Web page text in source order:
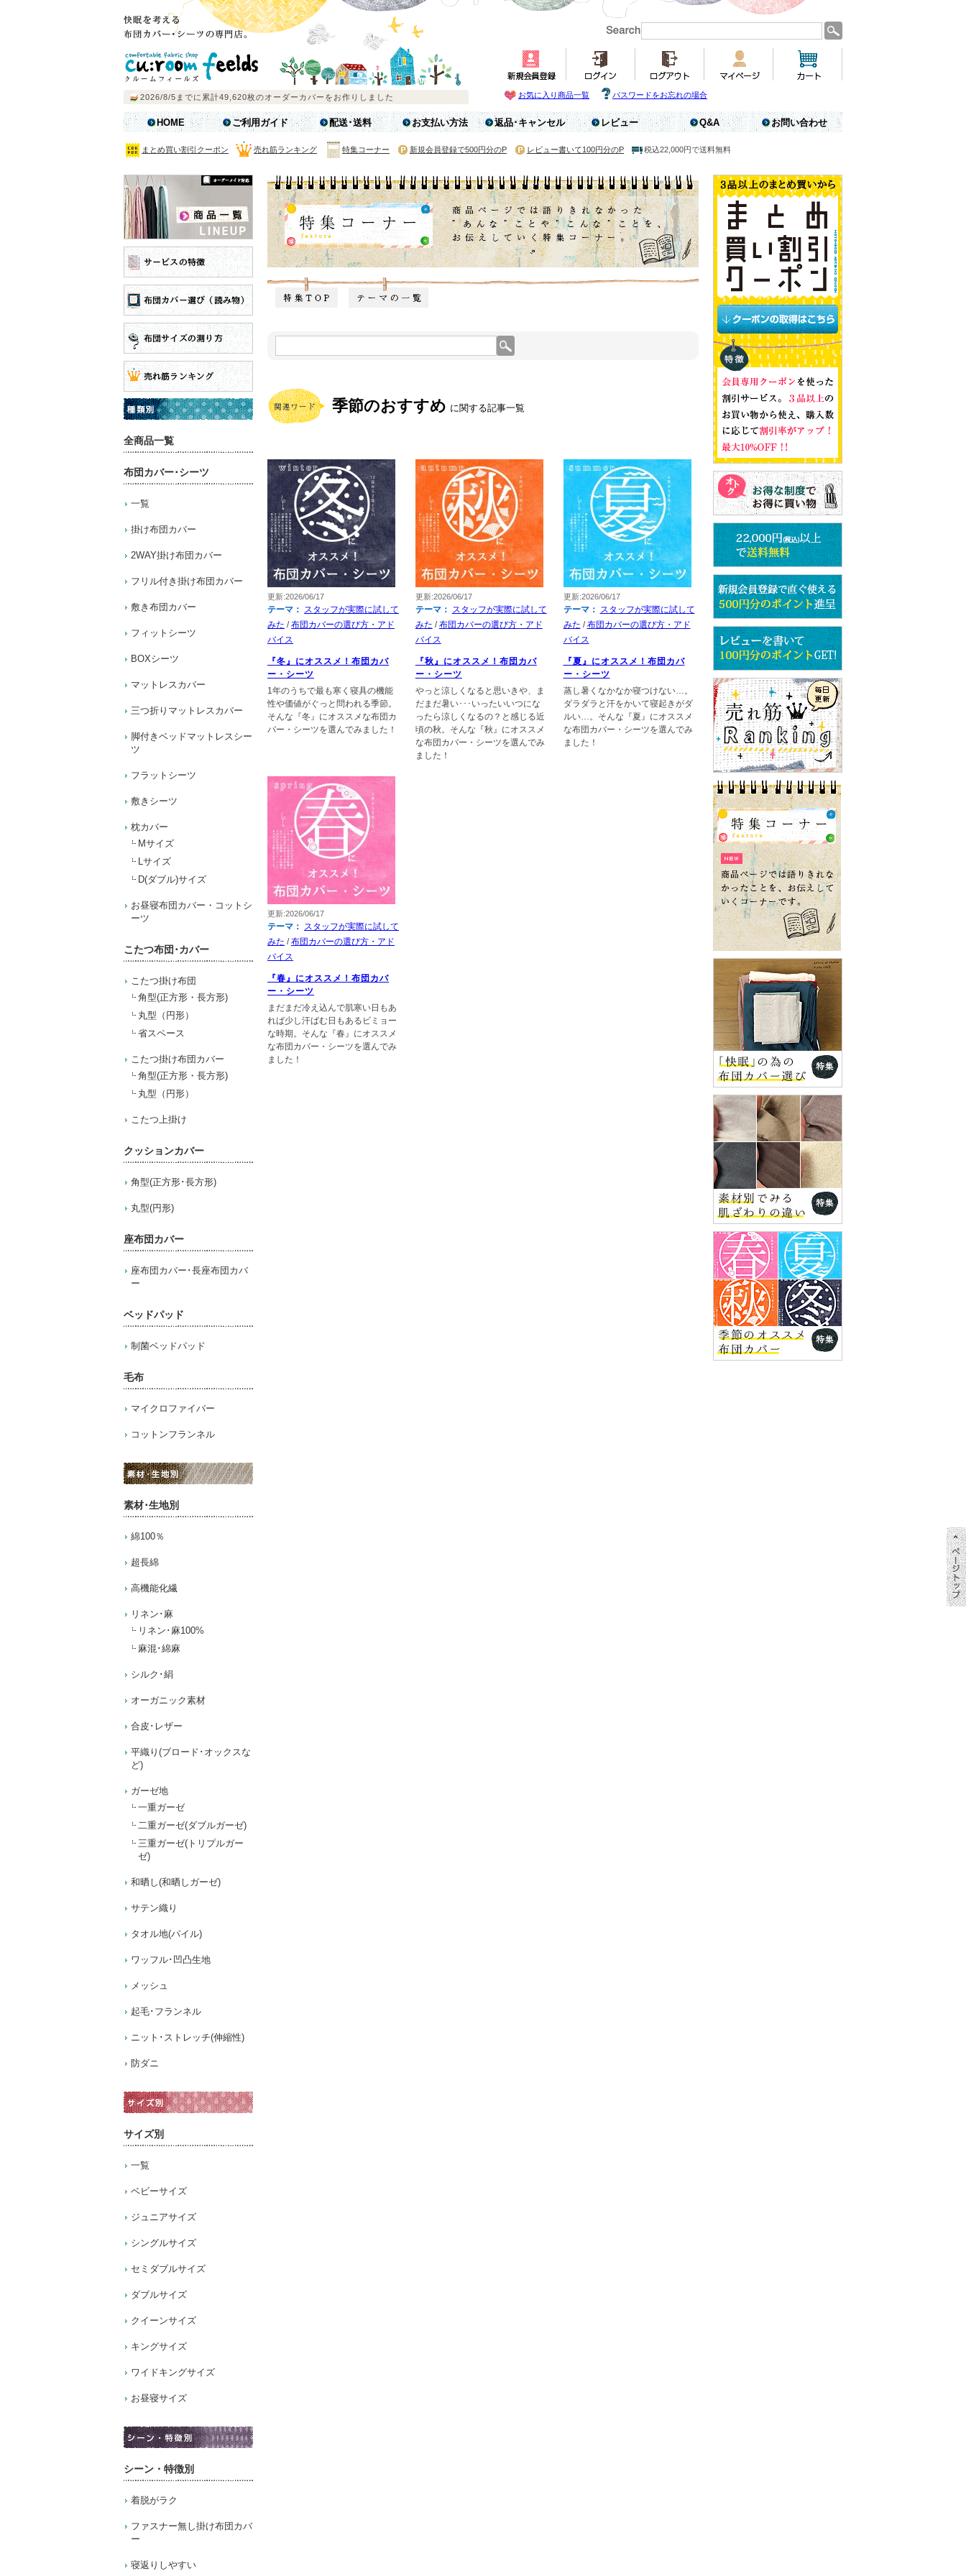
お気に入り商品一覧 パスワードをお忘れの場合
HOME ご利用ガイド 配送･送料 お支払い方法 返品･キャンセル レビュー Q&A お問い合わせ
まとめ買い割引クーポン 売れ筋ランキング 特集コーナー 新規会員登録で500円分のP レビュー書いて100円分のP 税込22,000円で送料無料
全商品一覧
布団カバー･シーツ
一覧
掛け布団カバー
2WAY掛け布団カバー
フリル付き掛け布団カバー
敷き布団カバー
フィットシーツ
BOXシーツ
マットレスカバー
三つ折りマットレスカバー
脚付きベッドマットレスシー
ツ
フラットシーツ
敷きシーツ
枕カバー
Mサイズ
Lサイズ
D(ダブル)サイズ
お昼寝布団カバー・コットシ
ーツ
こたつ布団･カバー
こたつ掛け布団
角型(正方形・長方形)
丸型（円形）
省スペース
こたつ掛け布団カバー
角型(正方形・長方形)
丸型（円形）
こたつ上掛け
クッションカバー
角型(正方形･長方形)
丸型(円形)
座布団カバー
座布団カバー･長座布団カバ
ー
ベッドパッド
制菌ベッドパッド
毛布
マイクロファイバー
コットンフランネル
素材･生地別
綿100％
超長綿
高機能化繊
リネン･麻
リネン･麻100%
麻混･綿麻
シルク･絹
オーガニック素材
合皮･レザー
平織り(ブロード･オックスな
ど)
ガーゼ地
一重ガーゼ
二重ガーゼ(ダブルガーゼ)
三重ガーゼ(トリプルガー
ゼ)
和晒し(和晒しガーゼ)
サテン織り
タオル地(パイル)
ワッフル･凹凸生地
メッシュ
起毛･フランネル
ニット･ストレッチ(伸縮性)
防ダニ
サイズ別
一覧
ベビーサイズ
ジュニアサイズ
シングルサイズ
セミダブルサイズ
ダブルサイズ
クイーンサイズ
キングサイズ
ワイドキングサイズ
お昼寝サイズ
シーン・特徴別
着脱がラク
ファスナー無し掛け布団カバ
ー
寝返りしやすい
集
ナ
ー
内
を
季節のおすすめ に関する記事一覧
更新:2026/06/17
テーマ： スタッフが実際に試して
みた /布団カバーの選び方・アド
バイス
『冬』にオススメ！布団カバ
ー・シーツ
1年のうちで最も寒く寝具の機能
性や価値がぐっと問われる季節。
そんな『冬』にオススメな布団カ
バー・シーツを選んでみました！
更新:2026/06/17
テーマ： スタッフが実際に試して
みた /布団カバーの選び方・アド
バイス
『秋』にオススメ！布団カバ
ー・シーツ
やっと涼しくなると思いきや、ま
だまだ暑い･･･いったいいつにな
ったら涼しくなるの？と感じる近
頃の秋。そんな『秋』にオススメ
な布団カバー・シーツを選んでみ
ました！
更新:2026/06/17
テーマ： スタッフが実際に試して
みた /布団カバーの選び方・アド
バイス
『夏』にオススメ！布団カバ
ー・シーツ
蒸し暑くなかなか寝つけない…。
ダラダラと汗をかいて寝起きがダ
ルい…。そんな『夏』にオススメ
な布団カバー・シーツを選んでみ
ました！
更新:2026/06/17
テーマ： スタッフが実際に試して
みた /布団カバーの選び方・アド
バイス
『春』にオススメ！布団カバ
ー・シーツ
まだまだ冷え込んで肌寒い日もあ
れば少し汗ばむ日もあるビミョー
な時期。そんな『春』にオススメ
な布団カバー・シーツを選んでみ
ました！